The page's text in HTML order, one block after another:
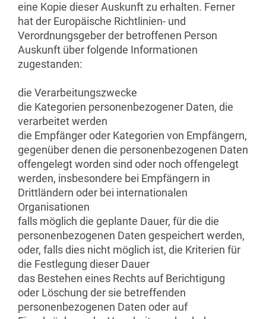
eine Kopie dieser Auskunft zu erhalten. Ferner
hat der Europäische Richtlinien- und
Verordnungsgeber der betroffenen Person
Auskunft über folgende Informationen
zugestanden:
die Verarbeitungszwecke
die Kategorien personenbezogener Daten, die
verarbeitet werden
die Empfänger oder Kategorien von Empfängern,
gegenüber denen die personenbezogenen Daten
offengelegt worden sind oder noch offengelegt
werden, insbesondere bei Empfängern in
Drittländern oder bei internationalen
Organisationen
falls möglich die geplante Dauer, für die die
personenbezogenen Daten gespeichert werden,
oder, falls dies nicht möglich ist, die Kriterien für
die Festlegung dieser Dauer
das Bestehen eines Rechts auf Berichtigung
oder Löschung der sie betreffenden
personenbezogenen Daten oder auf